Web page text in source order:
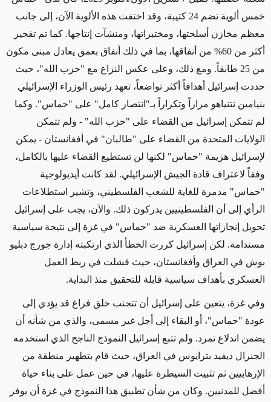
خمس ألوية تضم 24 كتيبة،
وقد اختفت هذه الألوية الآن، إلى جانب
معظم مخازن أسلحتها، ومختبراتها، ومنشآت إنتاجها. كما تم تفجير
أكثر من 60% من أنفاقها، بما في ذلك أنفاق بعمق يعادل مبنى مكون
من 25 طابقاً. ومع ذلك، وعلى عكس النزاع مع "حزب الله"، حيث
حددت إسرائيل أهدافاً أكثر تواضعاً، تعهد رئيس الوزراء الإسرائيلي
بنيامين نتنياهو مراراً وتكراراً بـ"انتصار كامل" على "حماس". وكما
لم تتمكن إسرائيل من القضاء على "حزب الله" - ولم تتمكن
الولايات المتحدة من القضاء على "طالبان" في أفغانستان - يمكن
لإسرائيل هزيمة "حماس" لكنها لن تستطيع القضاء عليها بالكامل،
وفقاً لاعتراف قادة الجيش الإسرائيلي. لقد كانت أيديولوجية
"حماس" مدمرة للغاية للشعب الفلسطيني، وتشير استطلاعات
الرأي إلى أن الفلسطينيين يدركون ذلك. والآن، يجب على إسرائيل
تحويل إنجازاتها العسكرية ضد "حماس" في غزة إلى نتيجة سياسية
مستدامة. لكن إسرائيل كررت الخطأ الذي ارتكبته إدارة جورج دبليو
بوش في العراق وأفغانستان، حيث فشلت في ربط العمل
العسكري بأهداف سياسية قابلة للتحقيق منذ البداية.
وفي غزة، يتعين على إسرائيل أن تتجنب خلق فراغ قد يؤدي إلى
عودة "حماس"، أو البقاء إلى أجل غير مسمى، والذي من شأنه أن
يضمن اندلاع تمرد. ولم تتبع إسرائيل النموذج الناجح الذي استخدمه
الجنرال ديفيد بترايوس في العراق، حيث قام بتطهير منطقة من
الإرهابيين ثم تثبيت السيطرة عليها، في حين عمل على بناء حياة
أفضل للمدنيين. وكان من شأن تطبيق هذا النموذج في غزة أن يوفر